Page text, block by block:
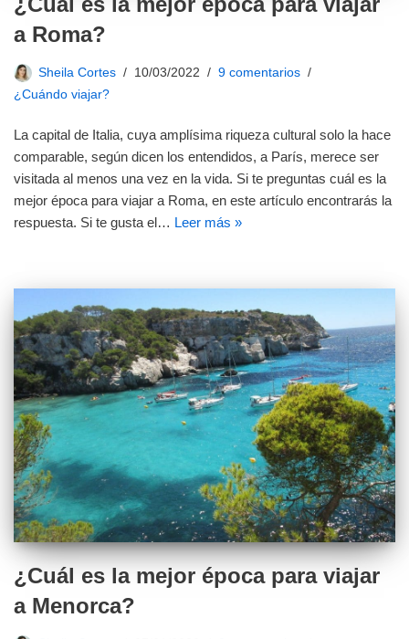
a Roma?
Sheila Cortes 10/03/2022
9 comentarios
¿Cuándo viajar?
La capital de Italia, cuya amplísima riqueza cultural solo la hace
comparable, según dicen los entendidos, a París, merece ser
visitada al menos una vez en la vida. Si te preguntas cuál es la
mejor época para viajar a Roma, en este artículo encontrarás la
respuesta. Si te gusta el… Leer más »
¿Cuál es la mejor época para viajar
a Menorca?